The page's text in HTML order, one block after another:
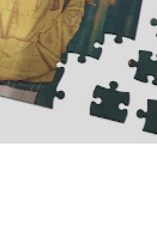
鬆、享受和訓
有適合所有年齡